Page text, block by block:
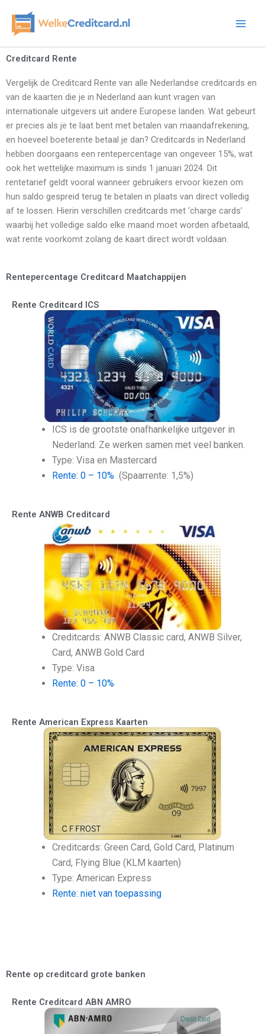
naar
inhoud
Creditcard Rente
Vergelijk de Creditcard Rente van alle Nederlandse creditcards en
van de kaarten die je in Nederland aan kunt vragen van
internationale uitgevers uit andere Europese landen. Wat gebeurt
er precies als je te laat bent met betalen van maandafrekening,
en hoeveel boeterente betaal je dan? Creditcards in Nederland
hebben doorgaans een rentepercentage van ongeveer 15%, wat
ook het wettelijke maximum is sinds 1 januari 2024. Dit
rentetarief geldt vooral wanneer gebruikers ervoor kiezen om
hun saldo gespreid terug te betalen in plaats van direct volledig
af te lossen. Hierin verschillen creditcards met ‘charge cards’
waarbij het volledige saldo elke maand moet worden afbetaald,
wat rente voorkomt zolang de kaart direct wordt voldaan.
Rentepercentage Creditcard Maatchappijen
Rente Creditcard ICS
ICS is de grootste onafhankelijke uitgever in
Nederland. Ze werken samen met veel banken.
Type: Visa en Mastercard
Rente: 0 – 10% (Spaarrente: 1,5%)
Rente ANWB Creditcard
Creditcards: ANWB Classic card, ANWB Silver,
Card, ANWB Gold Card
Type: Visa
Rente: 0 – 10%
Rente American Express Kaarten
Creditcards: Green Card, Gold Card, Platinum
Card, Flying Blue (KLM kaarten)
Type: American Express
Rente: niet van toepassing
Rente op creditcard grote banken
Rente Creditcard ABN AMRO